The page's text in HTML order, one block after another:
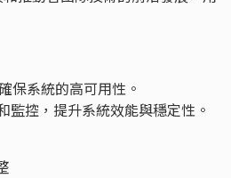
保系統的高可用性。
監控，提升系統效能與穩定性。